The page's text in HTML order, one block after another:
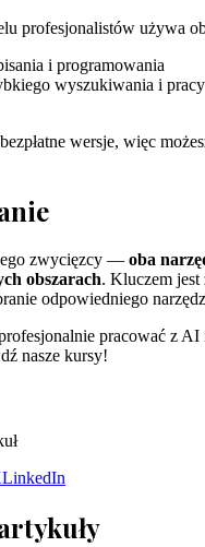
profesjonalistów używa
i programowania
wyszukiwania i
wersje, więc
zwycięzcy — oba
obszarach. Kluczem jest
odpowiedniego
pracować z
nasze kursy!
LinkedIn